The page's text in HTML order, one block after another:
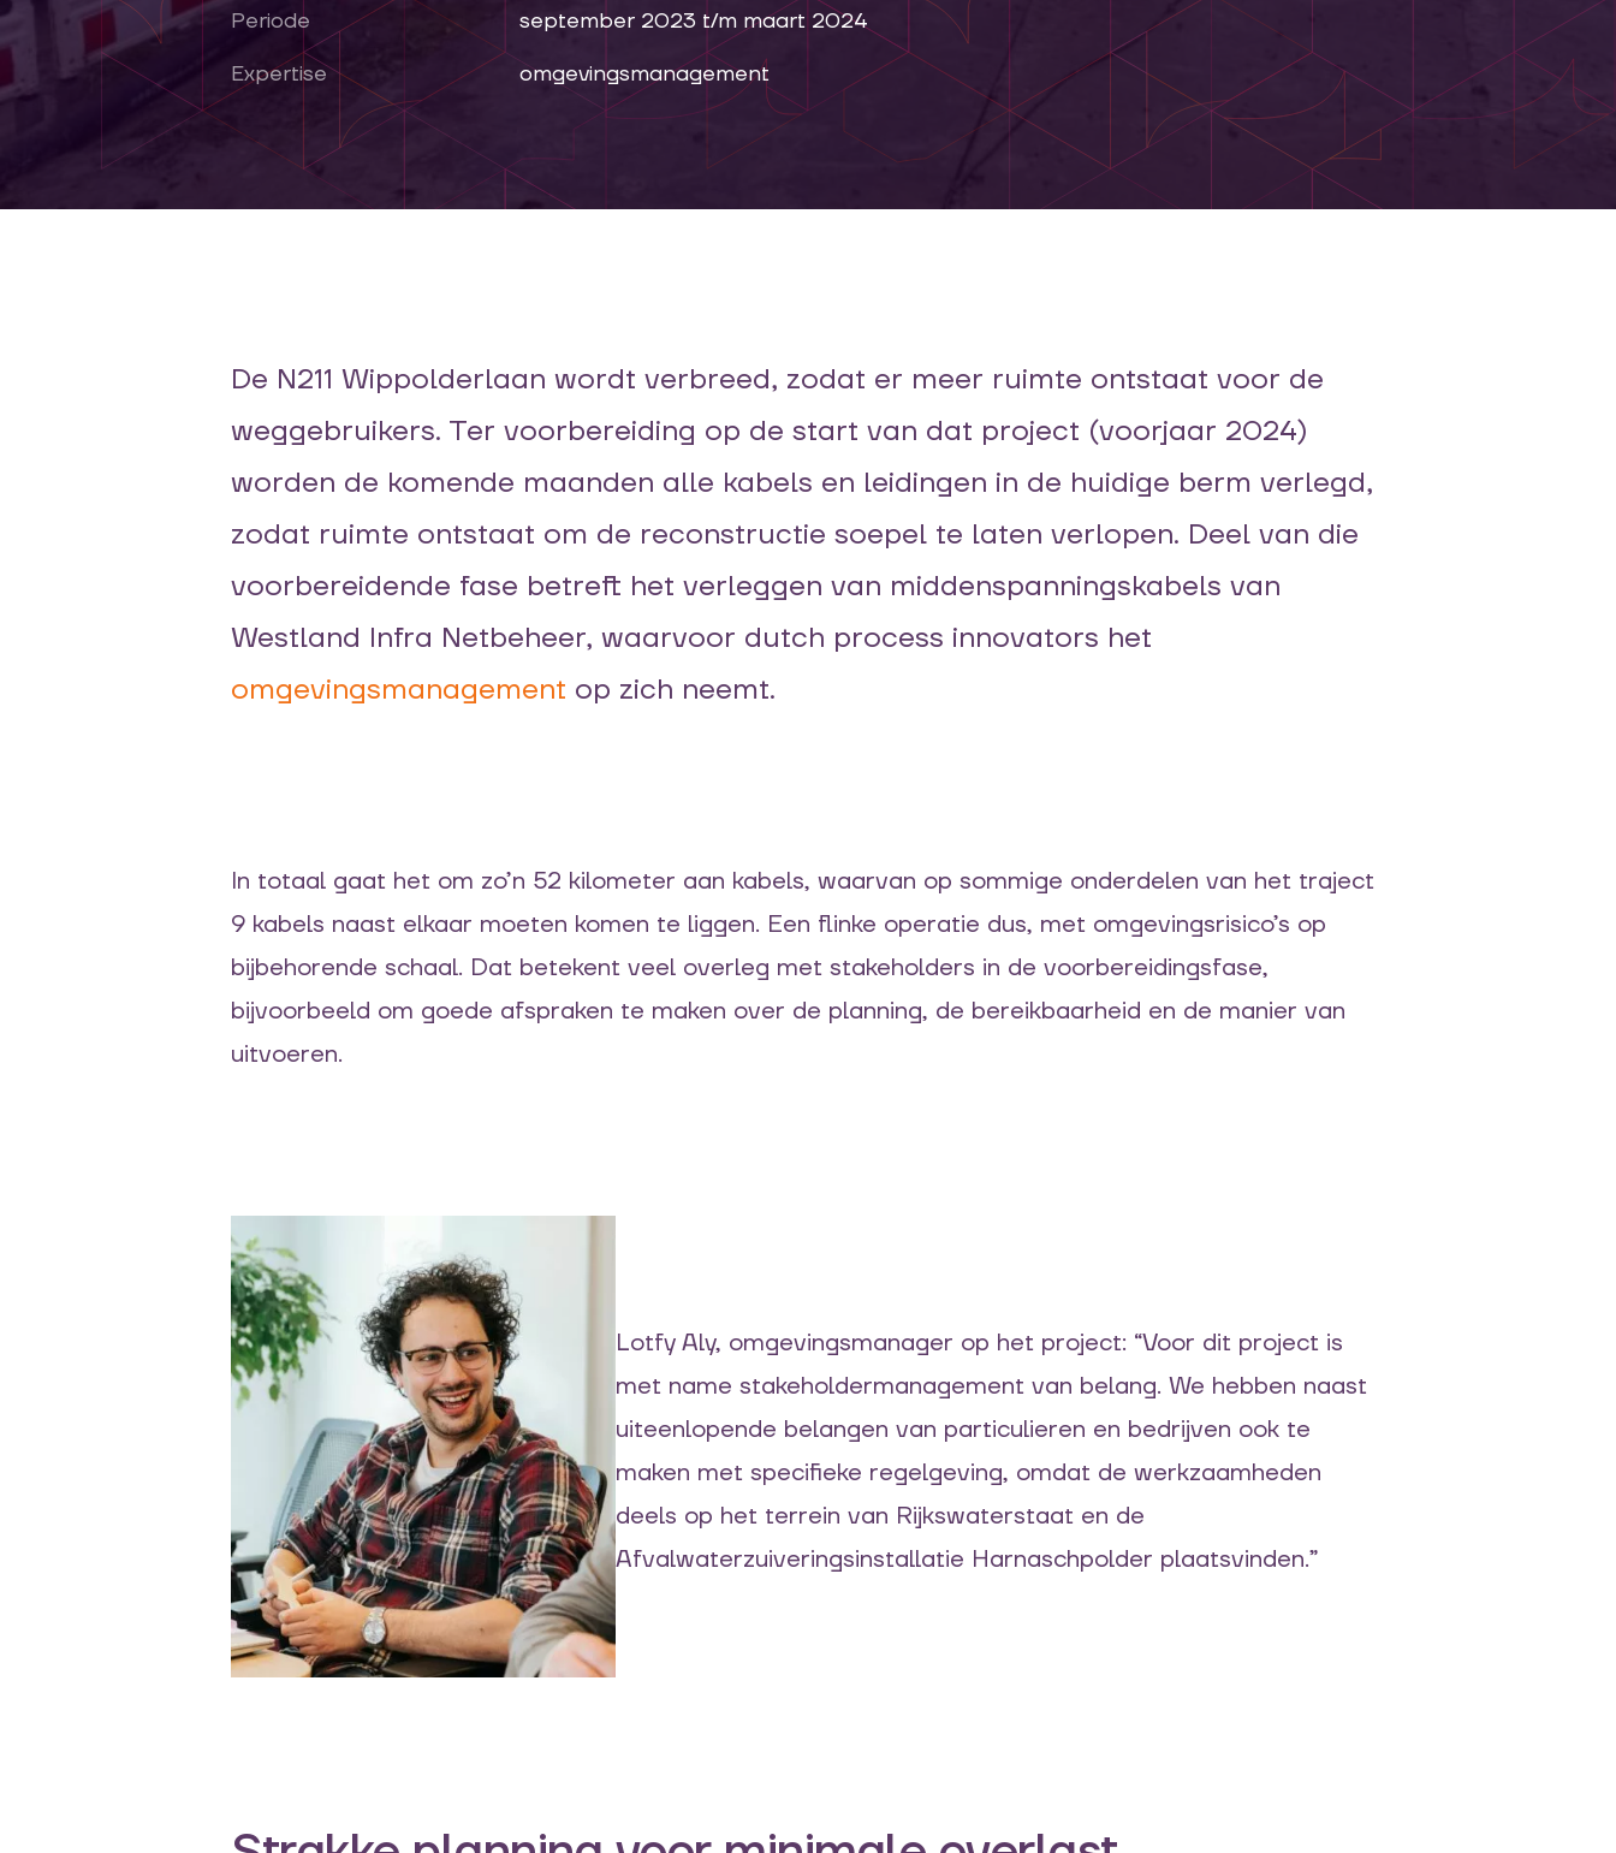
Periode
september 2023 t/m maart 2024
Expertise
omgevingsmanagement
De N211 Wippolderlaan wordt verbreed, zodat er meer ruimte ontstaat voor de
weggebruikers. Ter voorbereiding op de start van dat project (voorjaar 2024)
worden de komende maanden alle kabels en leidingen in de huidige berm verlegd,
zodat ruimte ontstaat om de reconstructie soepel te laten verlopen. Deel van die
voorbereidende fase betreft het verleggen van middenspanningskabels van
Westland Infra Netbeheer, waarvoor dutch process innovators het
omgevingsmanagement op zich neemt.
In totaal gaat het om zo’n 52 kilometer aan kabels, waarvan op sommige onderdelen van het traject
9 kabels naast elkaar moeten komen te liggen. Een flinke operatie dus, met omgevingsrisico’s op
bijbehorende schaal. Dat betekent veel overleg met stakeholders in de voorbereidingsfase,
bijvoorbeeld om goede afspraken te maken over de planning, de bereikbaarheid en de manier van
uitvoeren.
LotfyAly, omgevingsmanager op het project: “Voor dit project is
met name stakeholdermanagement van belang.We hebben naast
uiteenlopende belangenvan particulieren en bedrijven ook te
maken met specifieke regelgeving, omdat de werkzaamheden
deels op het terrein van Rijkswaterstaat en de
Afvalwaterzuiveringsinstallatie Harnaschpolder plaatsvinden.”